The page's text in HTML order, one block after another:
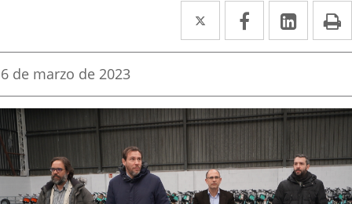
Twitter
Enlace
a
aplicación
externa.
Facebook
Enlace
a
aplicación
externa.
Enlace
a
Fecha
la
noticia
6 de marzo de 2023